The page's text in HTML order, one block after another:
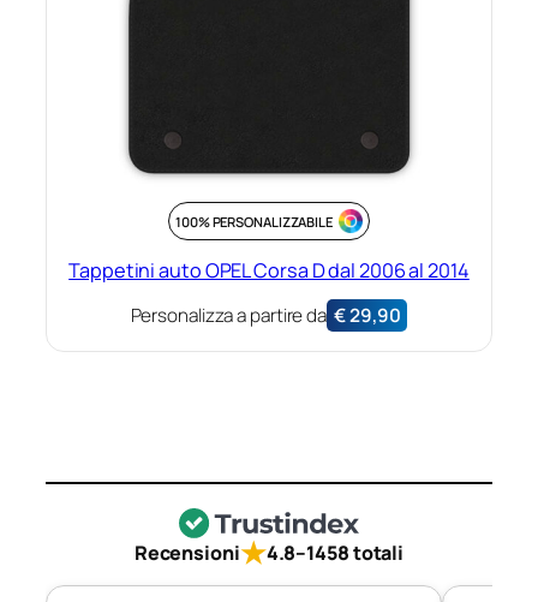
100% PERSONALIZZABILE
Tappetini auto OPEL Corsa D dal 2006 al 2014
Personalizza a partire da €29,90
Recensioni★4.8–1458 totali